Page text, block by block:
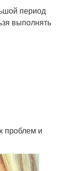
период
выполнять
проблем и